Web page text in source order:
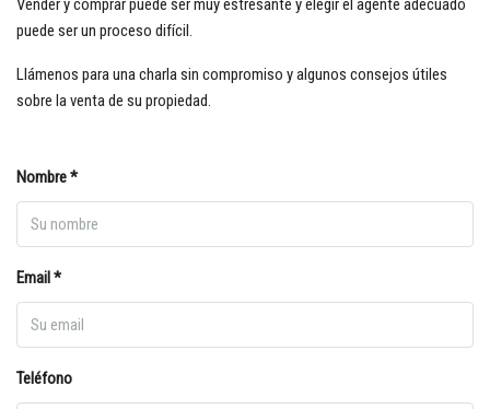
Vender y comprar puede ser muy estresante y elegir el agente adecuado
puede ser un proceso difícil.
Llámenos para una charla sin compromiso y algunos consejos útiles
sobre la venta de su propiedad.
Nombre *
Email *
Teléfono